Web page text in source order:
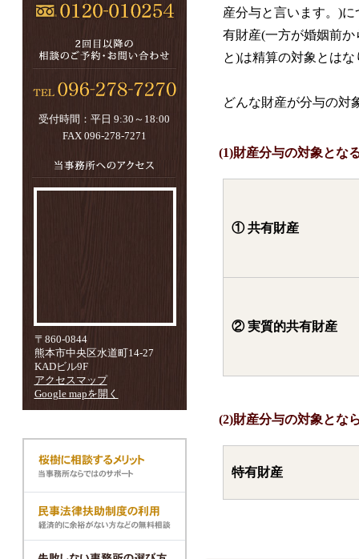
受付時間：平日 9:30～18:00
FAX 096-278-7271
〒860-0844
熊本市中央区水道町14-27
KADビル9F
アクセスマップ
Google mapを開く
産分与と言います。)
有財産(一方が婚姻前
と)は精算の対象とはな
どんな財産が分与の対
(1)財産分与の対象とな
① 共有財産
② 実質的共有財産
(2)財産分与の対象とな
特有財産